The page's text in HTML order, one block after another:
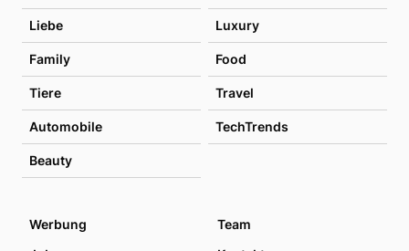
Liebe Luxury
Family Food
Tiere Travel
Automobile TechTrends
Beauty
Werbung
Team